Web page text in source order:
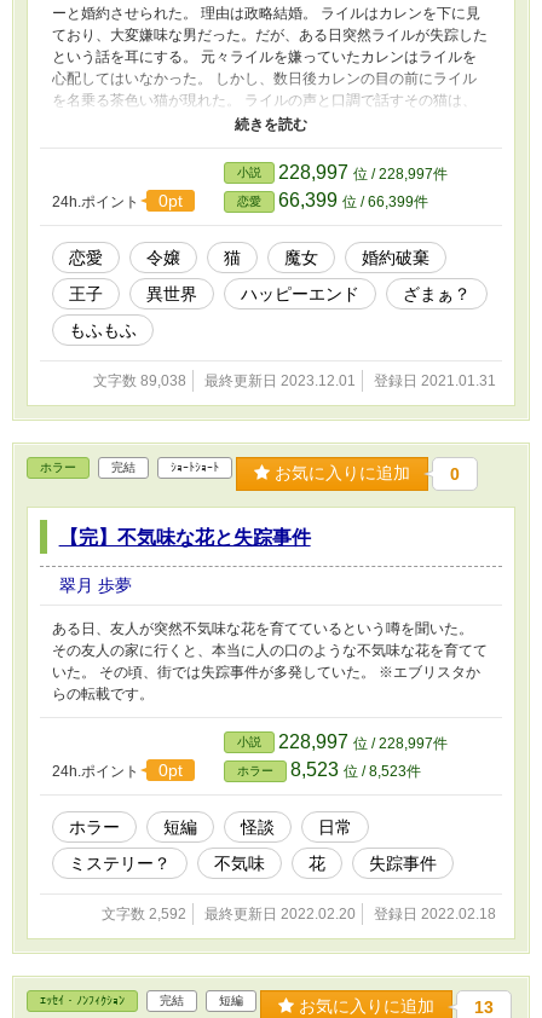
ーと婚約させられた。 理由は政略結婚。 ライルはカレンを下に見
ており、大変嫌味な男だった。だが、ある日突然ライルが失踪した
という話を耳にする。 元々ライルを嫌っていたカレンはライルを
心配してはいなかった。 しかし、数日後カレンの目の前にライル
を名乗る茶色い猫が現れた。 ライルの声と口調で話すその猫は、
カレンとライルしか知らないことを知っていたのだった。 どうや
カレンは、渋々ライルと共に生活することになる。 ライルは嫌い
でも、大の猫好きだったカレンにとっては、放っておけなかったの
だ。 そして、二人の同居生活が始まる。 ☆一話辺り千字前後に短
くしているのでサクッと読めます。 ☆本編55話で完結です。 ☆番
外編の小話を随時追加していく予定です。更新は不定期で、本編後
の話となります。 ☆番外編は主人公であるカレン以外の視点もあ
ります。 ※「ざまぁ？」というタグは、嫌味な男であるライルが
呪いで猫にされてしまったことを指しています ※度々、修正や加
筆を行います。
24h.ポイント 0pt
小説 228,997 位 / 228,997件
恋愛 66,399 位 / 66,399件
恋愛 令嬢 猫 魔女
婚約破棄
王子
異世界 ハッピーエンド
ざまぁ？
もふもふ
文字数 89,038 最終更新日 2023.12.01 登録日 2021.01.31
ホラー 完結 ｼｮｰﾄｼｮｰﾄ お気に入りに追加 0
【完】不気味な花と失踪事件
翠月 歩夢
ある日、友人が突然不気味な花を育てているという噂を聞いた。
その友人の家に行くと、本当に人の口のような不気味な花を育てて
いた。 その頃、街では失踪事件が多発していた。 ※エブリスタか
らの転載です。
24h.ポイント 0pt
小説 228,997 位 / 228,997件
ホラー 8,523 位 / 8,523件
ホラー 短編 怪談
日常
ミステリー？
不気味 花 失踪事件
文字数 2,592 最終更新日 2022.02.20 登録日 2022.02.18
ｴｯｾｲ・ﾉﾝﾌｨｸｼｮﾝ 完結 短編 お気に入りに追加 13